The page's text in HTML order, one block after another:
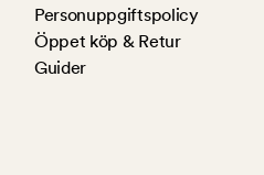
Personuppgiftspolicy
Öppet köp & Retur
Guider